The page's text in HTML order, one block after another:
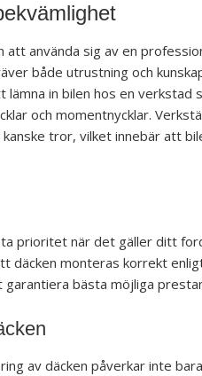
att använda sig av en
både utrustning och
in bilen hos en verkstad
och momentnycklar.
tror, vilket innebär att
prioritet när det gäller ditt
däcken monteras korrekt
bästa möjliga
av däcken påverkar inte